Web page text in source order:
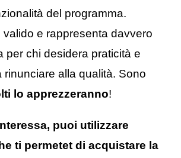
del programma.
valido e rappresenta davvero
per chi desidera praticità e
rinunciare alla qualità. Sono
lo apprezzeranno!
puoi utilizzare
ti permetet di acquistare la